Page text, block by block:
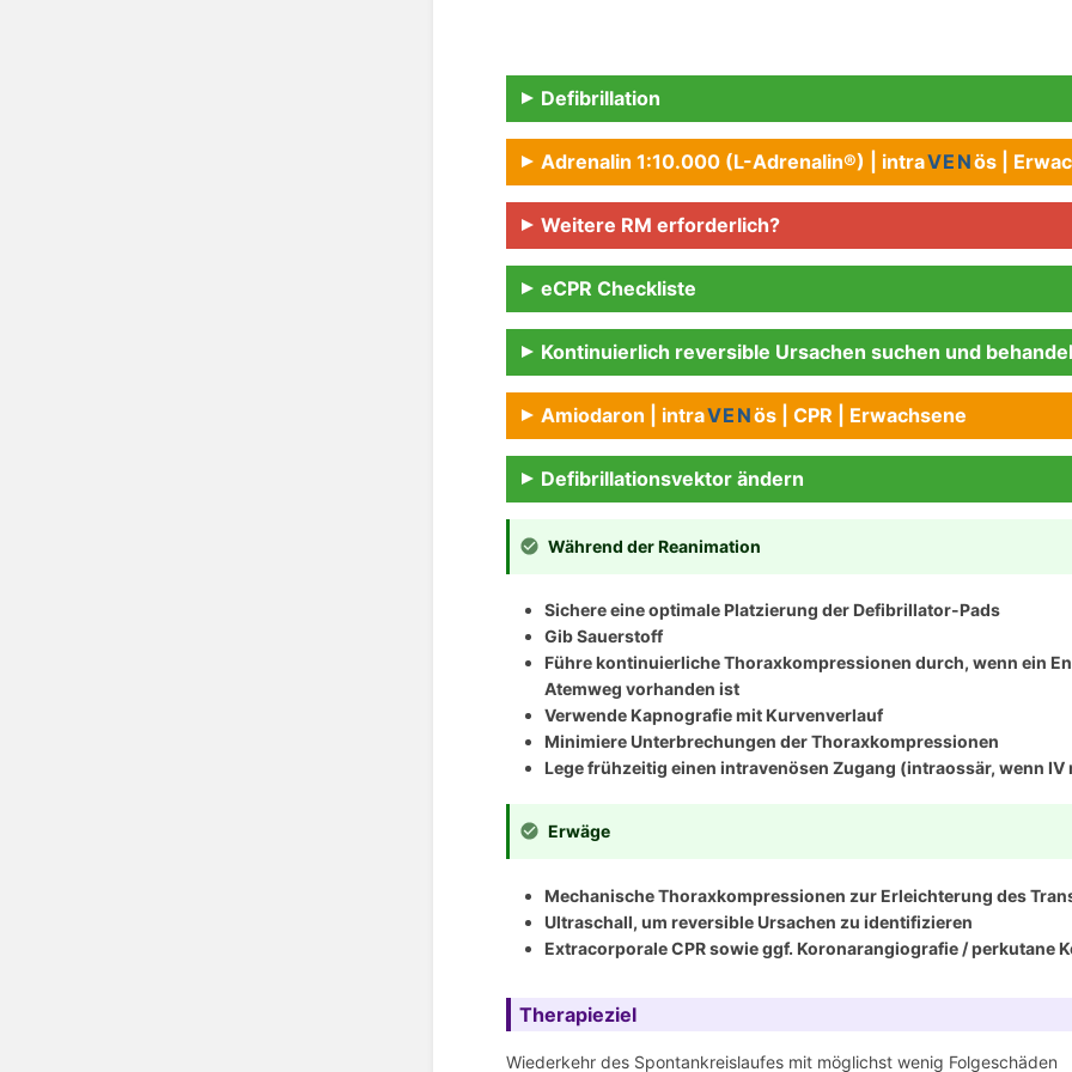
Defibrillation
Adrenalin 1:10.000 (L-Adrenalin®) | intraVENös |
Weitere RM erforderlich?
eCPR Checkliste
Kontinuierlich reversible Ursachen suchen und
Amiodaron | intraVENös | CPR | Erwachsene
Defibrillationsvektor ändern
Während der Reanimation
Sichere eine optimale Platzierung der Defibrillator-Pads
Gib Sauerstoff
Führe kontinuierliche Thoraxkompressionen durch, wenn ein
Atemweg vorhanden ist
Verwende Kapnografie mit Kurvenverlauf
Minimiere Unterbrechungen der Thoraxkompressionen
Lege frühzeitig einen intravenösen Zugang (intraossär, wenn
Erwäge
Mechanische Thoraxkompressionen zur Erleichterung des
Ultraschall, um reversible Ursachen zu identifizieren
Extracorporale CPR sowie ggf. Koronarangiografie / perkutane
Therapieziel
Wiederkehr des Spontankreislaufes mit möglichst wenig Folgeschäden